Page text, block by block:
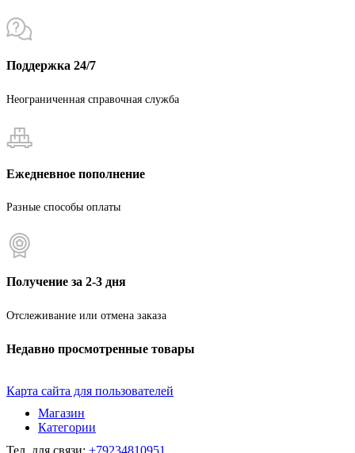
Поддержка 24/7
Неограниченная справочная служба
Ежедневное пополнение
Разные способы оплаты
Получение за 2-3 дня
Отслеживание или отмена заказа
Недавно просмотренные товары
Карта сайта для пользователей
Магазин
Категории